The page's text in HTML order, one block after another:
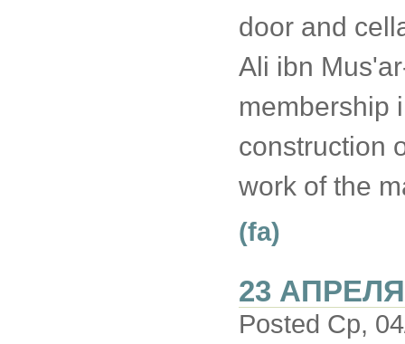
door and
Ali ibn
membership
construction
work of the
(fa)
23
Posted Ср,